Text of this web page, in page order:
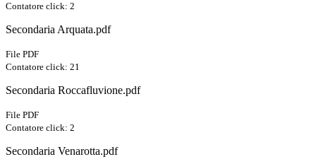
Contatore click: 2
Secondaria Arquata.pdf
File PDF
Contatore click: 21
Secondaria Roccafluvione.pdf
File PDF
Contatore click: 2
Secondaria Venarotta.pdf